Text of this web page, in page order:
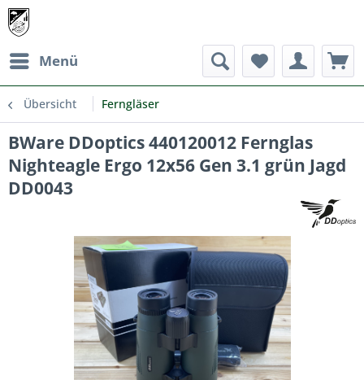
Menü
Übersicht Ferngläser
BWare DDoptics 440120012 Fernglas
Nighteagle Ergo 12x56 Gen 3.1 grün Jagd
DD0043